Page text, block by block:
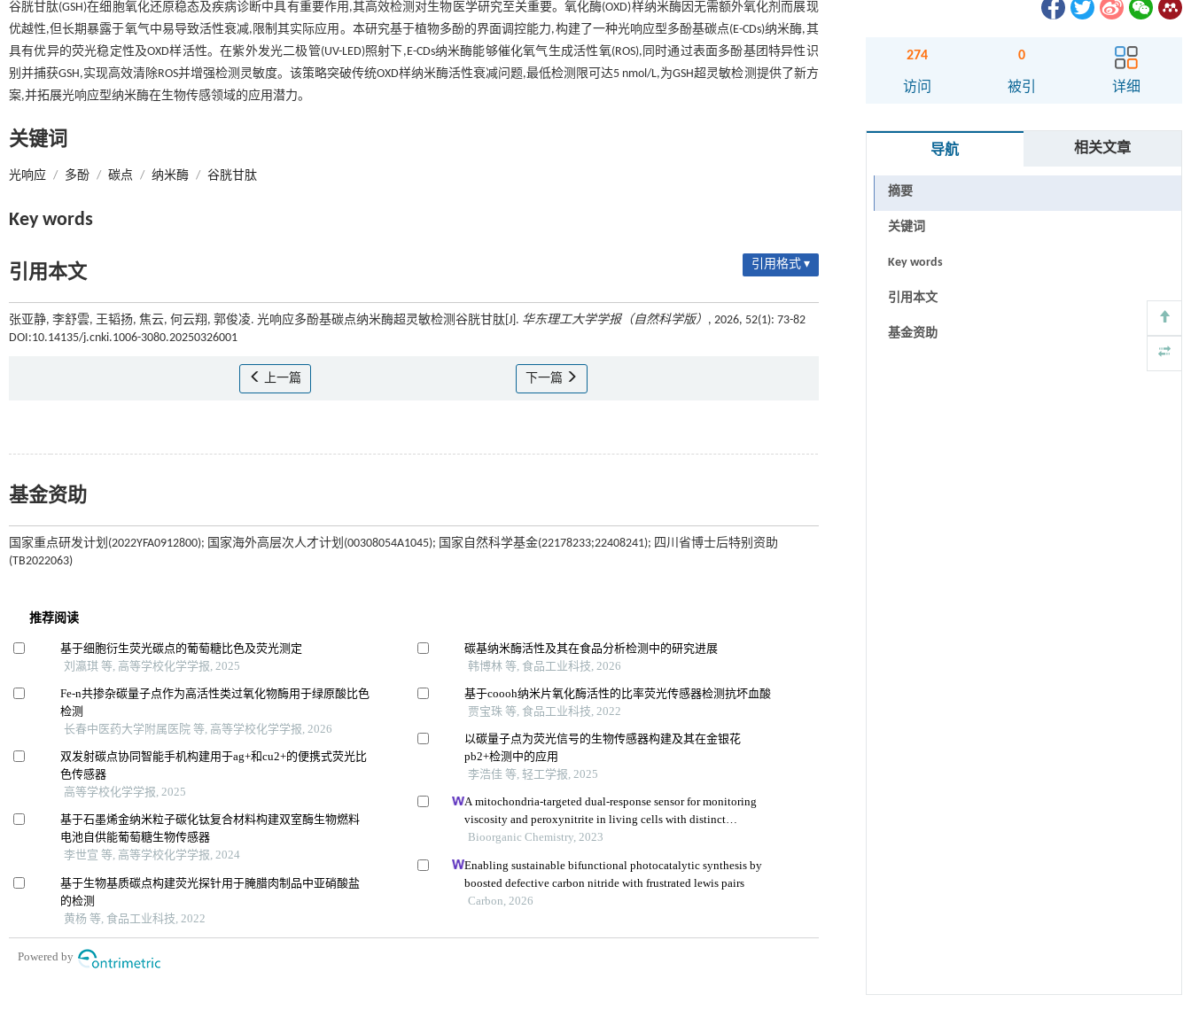
谷胱甘肽(GSH)在细胞氧化还原稳态及疾病诊断中具有重要作用,其高效检测对生物医学研究至关重要。氧化酶(OXD)样纳米酶因无需额外氧化剂而展现
优越性,但长期暴露于氧气中易导致活性衰减,限制其实际应用。本研究基于植物多酚的界面调控能力,构建了一种光响应型多酚基碳点(E-CDs)纳米酶,其
具有优异的荧光稳定性及OXD样活性。在紫外发光二极管(UV-LED)照射下,E-CDs纳米酶能够催化氧气生成活性氧(ROS),同时通过表面多酚基团特异性识
别并捕获GSH,实现高效清除ROS并增强检测灵敏度。该策略突破传统OXD样纳米酶活性衰减问题,最低检测限可达5 nmol/L,为GSH超灵敏检测提供了新方
案,并拓展光响应型纳米酶在生物传感领域的应用潜力。
关键词
光响应 / 多酚 / 碳点 / 纳米酶 / 谷胱甘肽
Key words
引用本文 引用格式 ▾
张亚静, 李舒雲, 王韬扬, 焦云, 何云翔, 郭俊凌. 光响应多酚基碳点纳米酶超灵敏检测谷胱甘肽[J]. 华东理工大学学报（自然科学版） , 2026, 52(1): 73-82
DOI:10.14135/j.cnki.1006-3080.20250326001
上一篇 下一篇
基金资助
国家重点研发计划(2022YFA0912800); 国家海外高层次人才计划(00308054A1045); 国家自然科学基金(22178233;22408241); 四川省博士后特别资助
(TB2022063)
274
访问
0
被引 详细
导航 相关文章
摘要
关键词
Key words
引用本文
基金资助